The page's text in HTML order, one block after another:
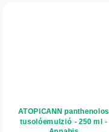
ATOPICANN panthenolos
tusolóemulzió - 250 ml -